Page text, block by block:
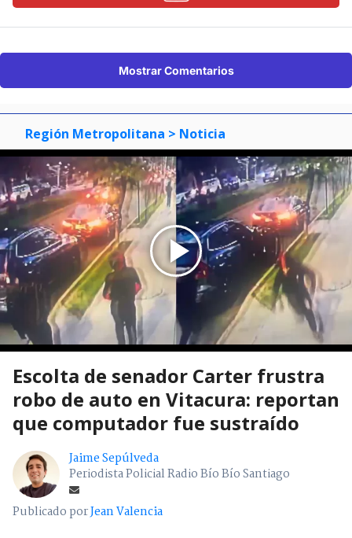
Mostrar Comentarios
Región Metropolitana > Noticia
Escolta de senador Carter frustra
robo de auto en Vitacura: reportan